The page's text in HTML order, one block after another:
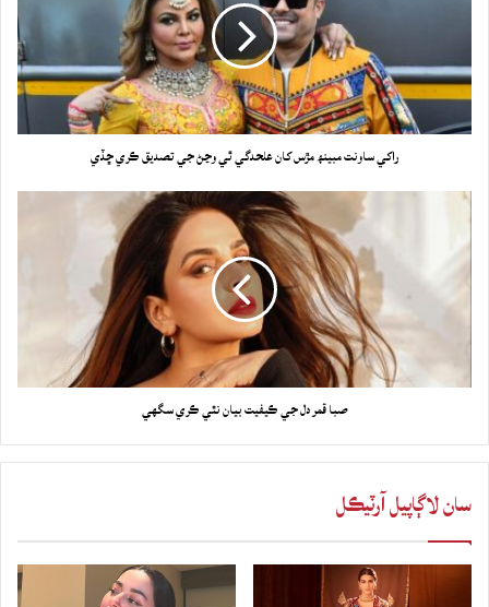
راکي ساونت مبينھ مڙس کان علحدگي ٿي وڃڻ جي تصديق ڪري ڇڏي
صبا قمر دل جي ڪيفيت بيان نٿي ڪري سگهي
سان لاڳاپيل آرٽيڪل